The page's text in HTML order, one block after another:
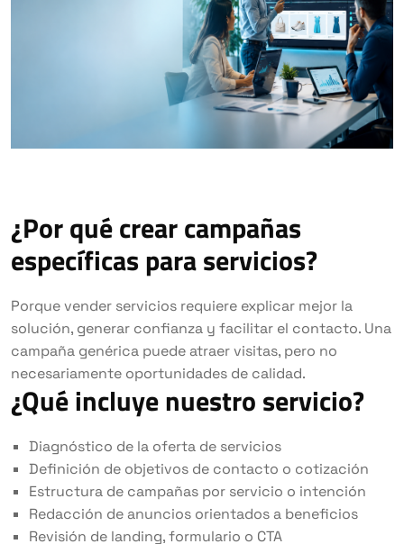
¿Por qué crear campañas
específicas para servicios?
Porque vender servicios requiere explicar mejor la
solución, generar confianza y facilitar el contacto. Una
campaña genérica puede atraer visitas, pero no
necesariamente oportunidades de calidad.
¿Qué incluye nuestro servicio?
Diagnóstico de la oferta de servicios
Definición de objetivos de contacto o cotización
Estructura de campañas por servicio o intención
Redacción de anuncios orientados a beneficios
Revisión de landing, formulario o CTA